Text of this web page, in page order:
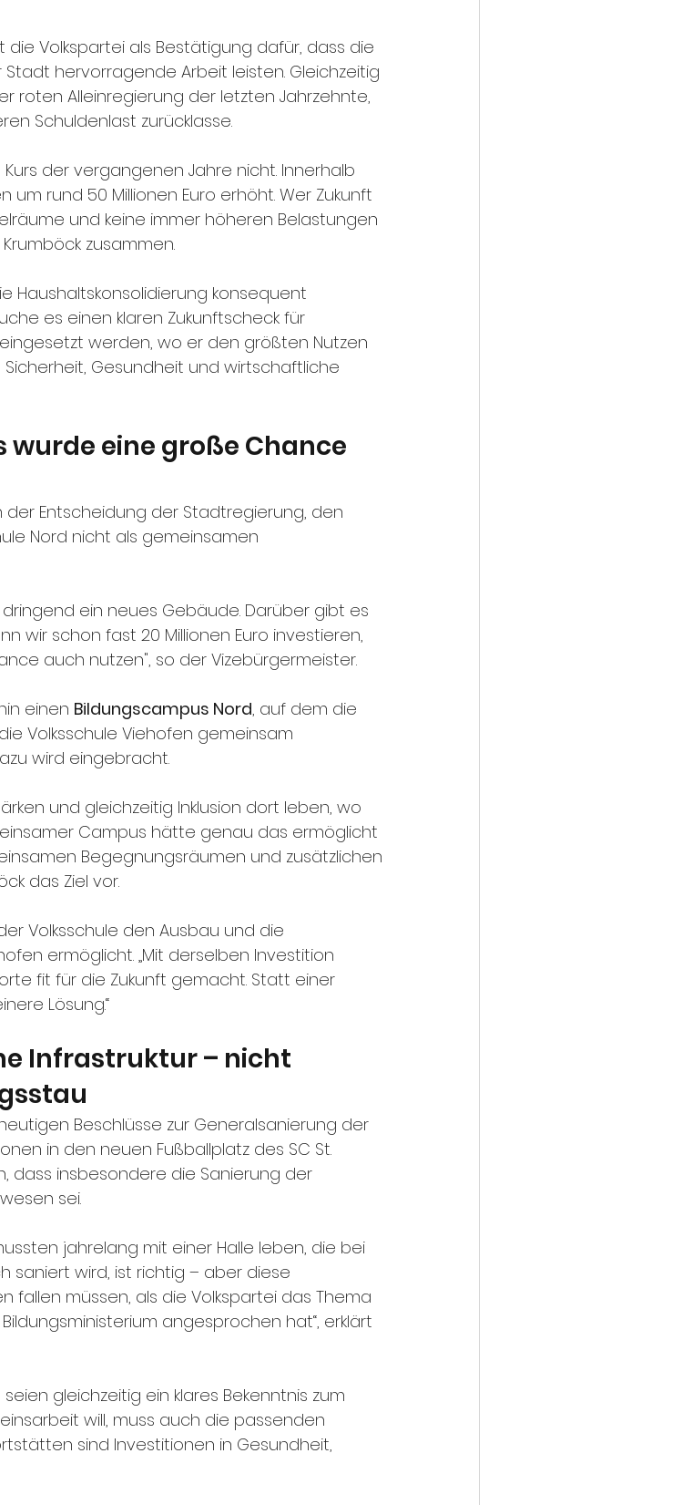
die Volkspartei als Bestätigung dafür, dass die
hervorragende Arbeit leisten. Gleichzeitig
roten Alleinregierung der letzten Jahrzehnte,
Schuldenlast zurücklasse.
der vergangenen Jahre nicht. Innerhalb
rund 50 Millionen Euro erhöht. Wer Zukunft
und keine immer höheren Belastungen
zusammen.
Haushaltskonsolidierung konsequent
es einen klaren Zukunftscheck für
werden, wo er den größten Nutzen
Gesundheit und wirtschaftliche
eine große Chance
der Entscheidung der Stadtregierung, den
Nord nicht als gemeinsamen
ein neues Gebäude. Darüber gibt es
wir schon fast 20 Millionen Euro investieren,
auch nutzen", so der Vizebürgermeister.
einen Bildungscampus Nord, auf dem die
Volksschule Viehofen gemeinsam
wird eingebracht.
und gleichzeitig Inklusion dort leben, wo
Campus hätte genau das ermöglicht
Begegnungsräumen und zusätzlichen
das Ziel vor.
Volksschule den Ausbau und die
ermöglicht. „Mit derselben Investition
fit für die Zukunft gemacht. Statt einer
Lösung.“
Infrastruktur – nicht
Beschlüsse zur Generalsanierung der
in den neuen Fußballplatz des SC St.
dass insbesondere die Sanierung der
sei.
jahrelang mit einer Halle leben, die bei
saniert wird, ist richtig – aber diese
fallen müssen, als die Volkspartei das Thema
angesprochen hat“, erklärt
gleichzeitig ein klares Bekenntnis zum
will, muss auch die passenden
sind Investitionen in Gesundheit,